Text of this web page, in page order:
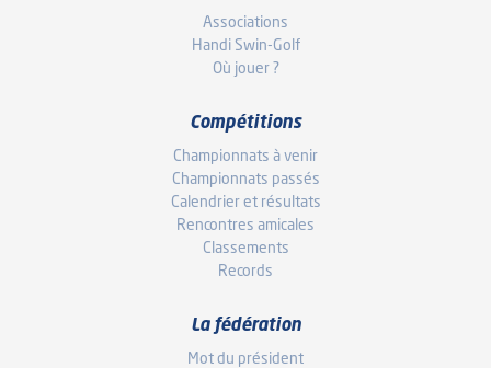
Associations
Handi Swin-Golf
Où jouer ?
Compétitions
Championnats à venir
Championnats passés
Calendrier et résultats
Rencontres amicales
Classements
Records
La fédération
Mot du président